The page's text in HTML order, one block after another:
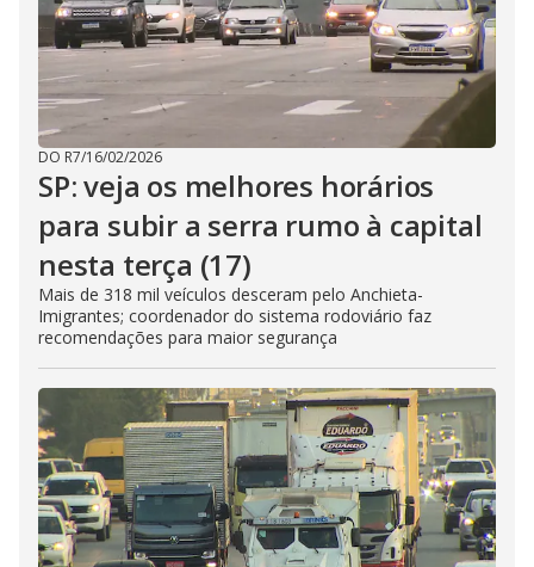
DO R7/16/02/2026
SP: veja os melhores horários
para subir a serra rumo à capital
nesta terça (17)
Mais de 318 mil veículos desceram pelo Anchieta-
Imigrantes; coordenador do sistema rodoviário faz
recomendações para maior segurança